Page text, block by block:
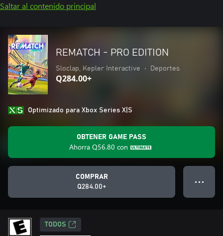
Saltar al contenido principal
REMATCH - PRO EDITION
Sloclap, Kepler Interactive • Deportes
Q284.00+
Optimizado para Xbox Series X|S
OBTENER GAME PASS
Ahorra Q56.80 con
COMPRAR
Q284.00+
● ● ●
TODOS